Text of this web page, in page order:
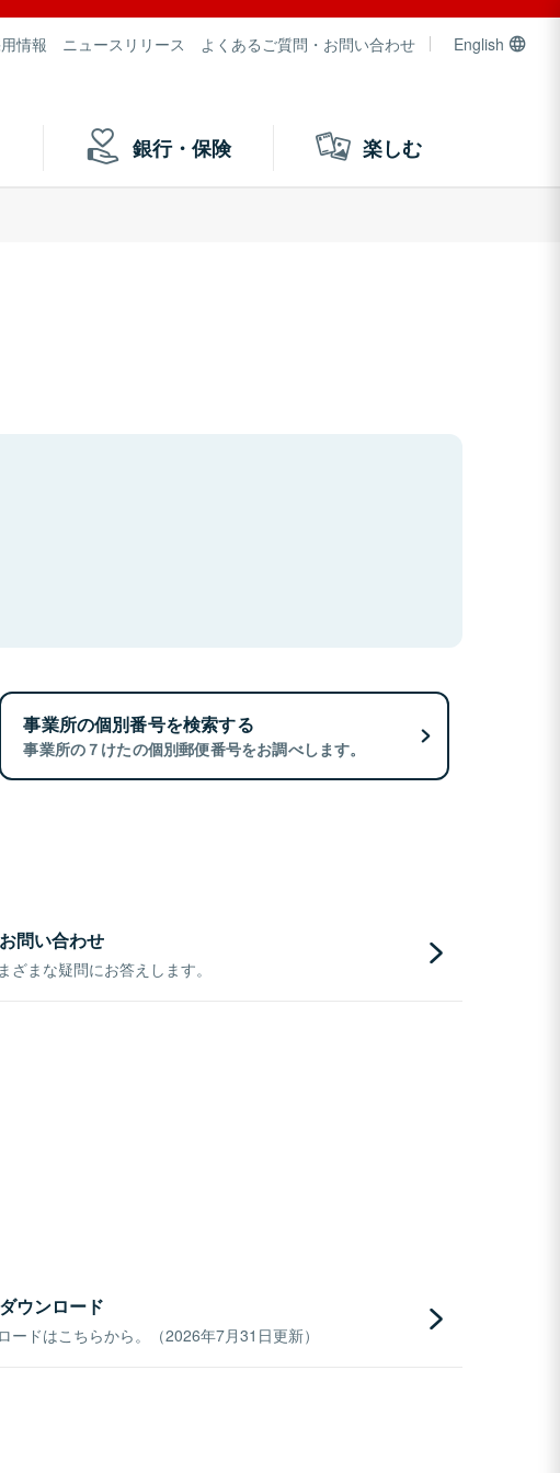
情報 ニュースリリース よくあるご質問・お問い合わせ English
銀行・保険 楽しむ
事業所の個別番号を検索する
事業所の７けたの個別郵便番号をお調べします。
問い合わせ
ざまな疑問にお答えします。
ウンロード
ードはこちらから。（2026年7月31日更新）